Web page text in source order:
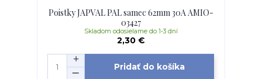
Poistky JAPVAL PAL samec 62mm 30A AMIO-
03427
2,30 €
Skladom odosielame do 1-3 dní
Pridať do košíka